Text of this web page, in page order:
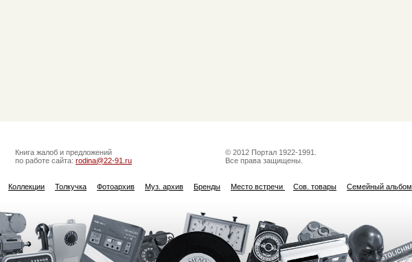
Книга жалоб и предложений
по работе сайта: rodina@22-91.ru
© 2012 Портал 1922-1991.
Все права защищены.
Коллекции Толкучка Фотоархив Муз. архив Бренды Место встречи Сов. товары Семейный альбом